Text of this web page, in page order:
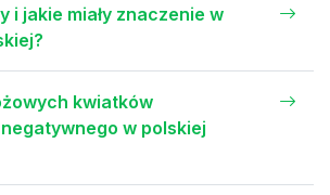
i jakie miały znaczenie w
kwiatków
w polskiej